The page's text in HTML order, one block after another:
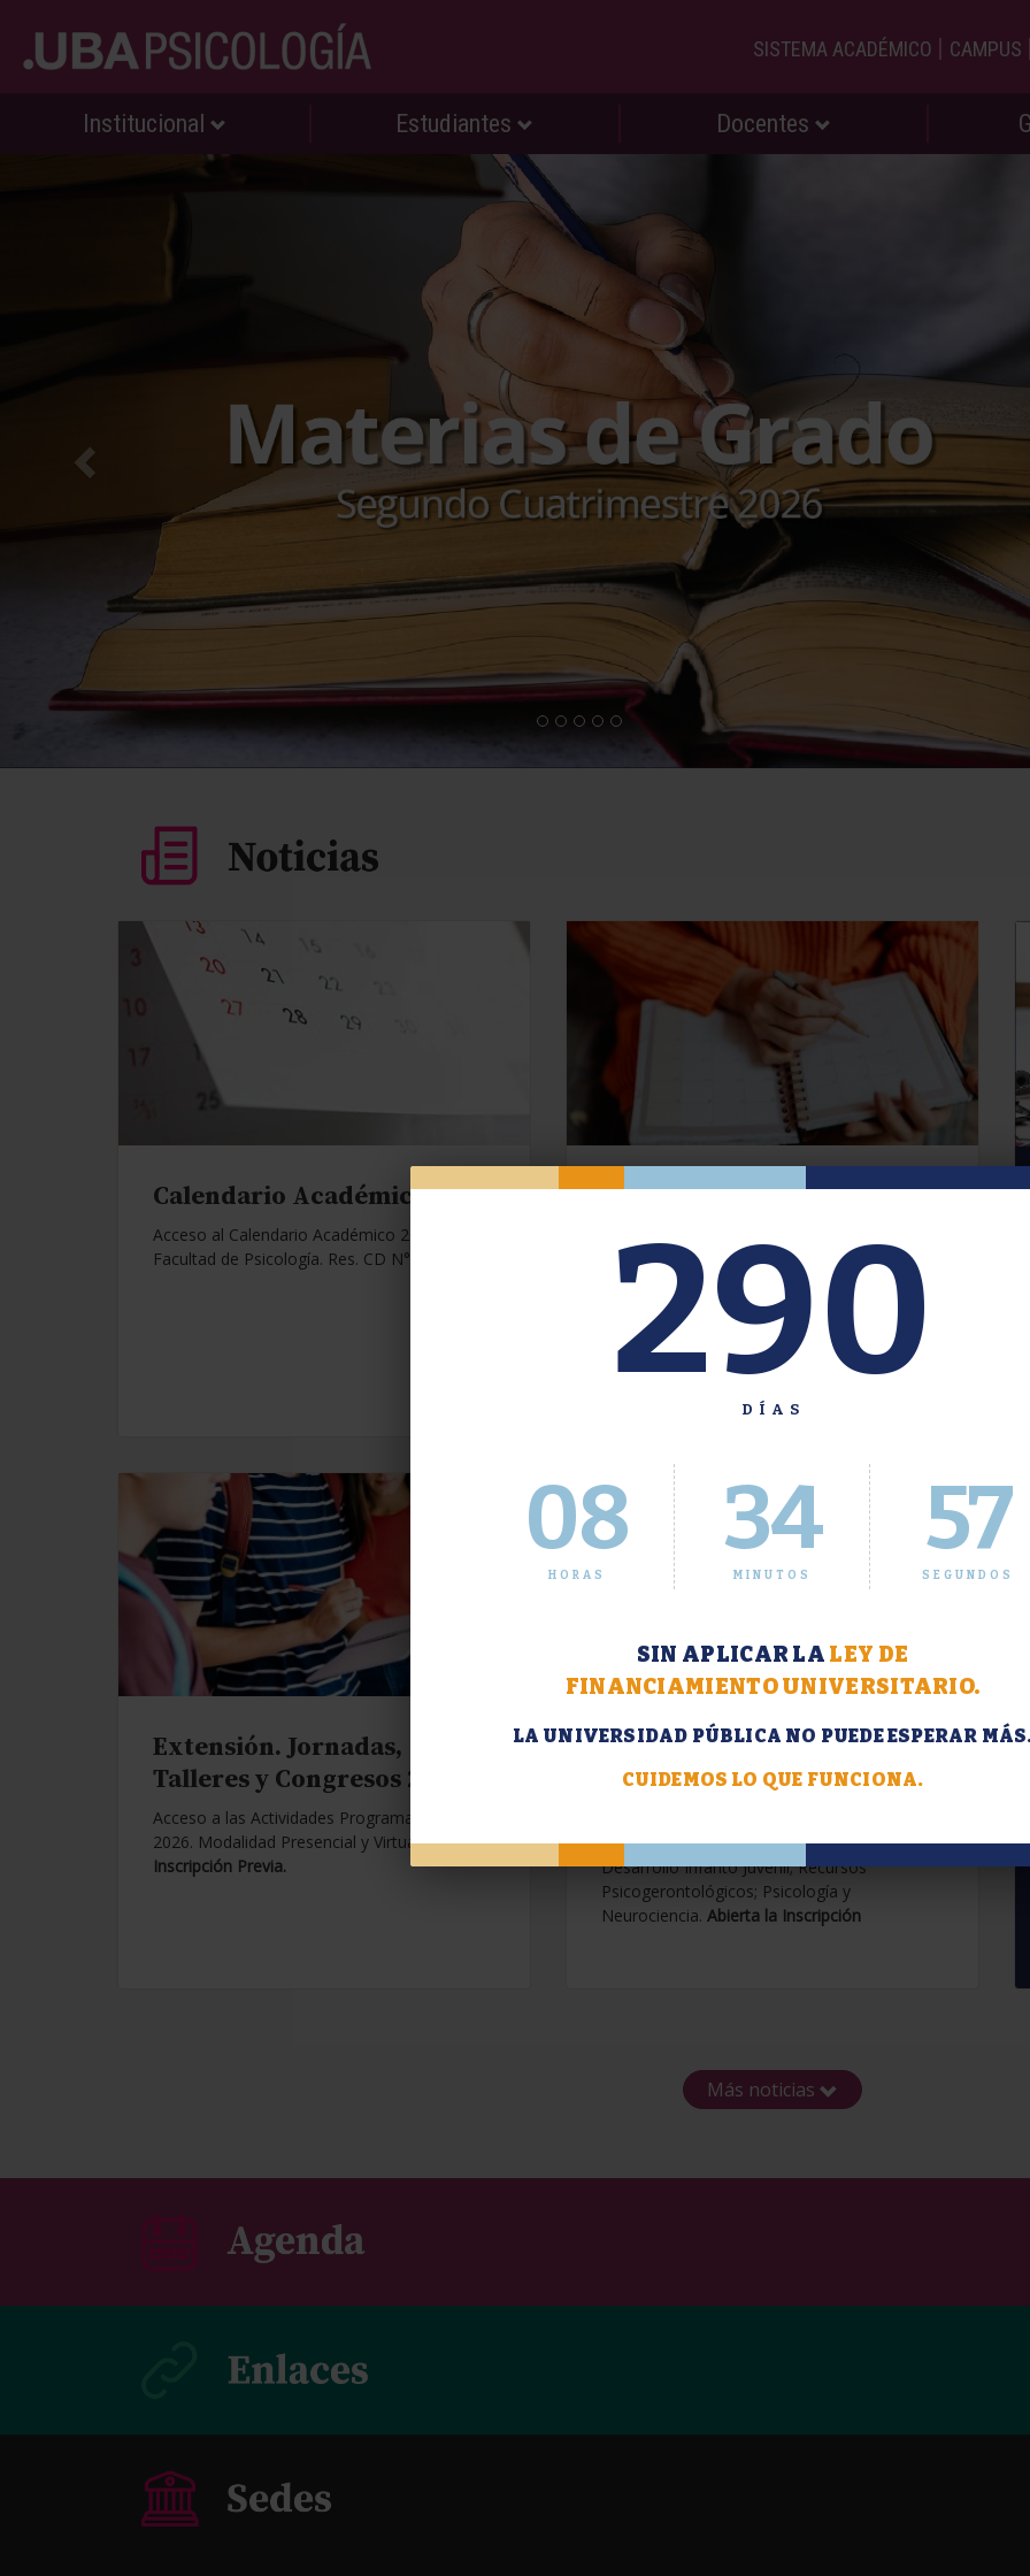
290
DÍAS
08
HORAS
34
MINUTOS
58
SEGUNDOS
SIN APLICAR LA LEY DE
FINANCIAMIENTO UNIVERSITARIO.
LA UNIVERSIDAD PÚBLICA NO PUEDE ESPERAR
CUIDEMOS LO QUE FUNCIONA.
SISTEMA ACADÉMICO | CAMPUS |
Institucional Estudiantes Docentes
Calendario Académico 2026.
Acceso al Calendario Académico 2026 de la
Facultad de Psicología. Res. CD N°1112/25.
Oferta de Grado. Segundo
Inscripción del 30 de julio al 4 de agosto a
través del Sistema Académico
Extensión. Jornadas,
Talleres y Congresos 2026.
Acceso a las Actividades Programadas para
2026. Modalidad Presencial y Virtual.Con
Inscripción Previa.
Extensión. Diplomaturas
2026.
Contemporáneas; Problemáticas en el
Desarrollo Infanto Juvenil; Recursos
Psicogerontológicos; Psicología y
Neurociencia. Abierta la Inscripción
Más noticias